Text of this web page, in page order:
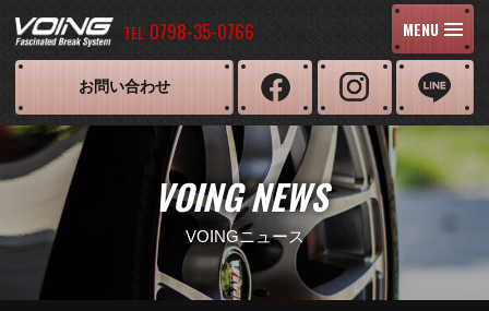
TEL 0798-35-0766 MENU
お問い合わせ
VOING NEWS
VOINGニュース